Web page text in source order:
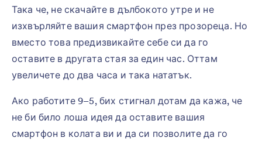
Така че, не скачайте в дълбокото утре и не
изхвърляйте вашия смартфон през прозореца. Но
вместо това предизвикайте себе си да го
оставите в другата стая за един час. Оттам
увеличете до два часа и така нататък.
Ако работите 9–5, бих стигнал дотам да кажа, че
не би било лоша идея да оставите вашия
смартфон в колата ви и да си позволите да го